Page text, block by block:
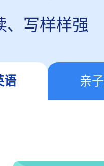
、写样样强
语 亲